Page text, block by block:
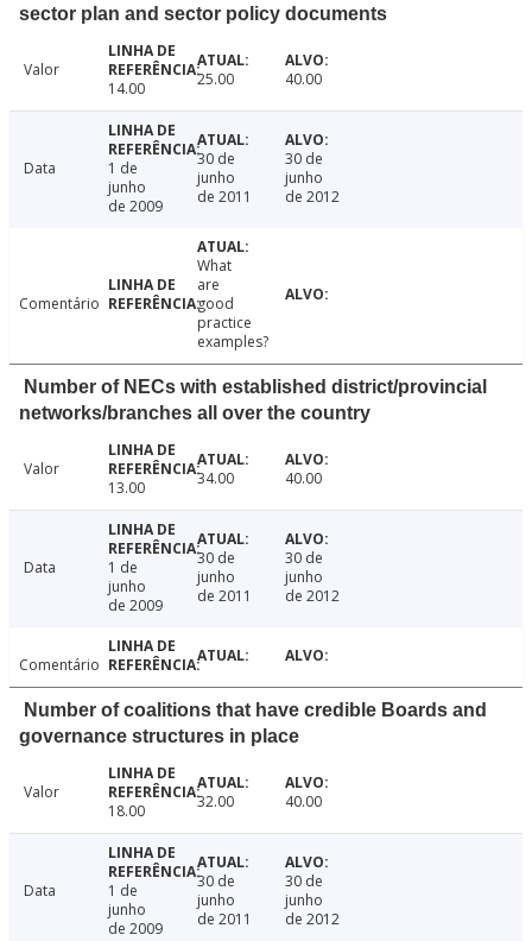
sector plan and sector policy documents
Valor
14.00
25.00 40.00
Data
1 de
junho
de 2009
30 de
junho
de 2011
30 de
junho
de 2012
Comentário
What
are
good
practice
examples?
Number of NECs with established district/provincial
networks/branches all over the country
Valor
13.00
34.00 40.00
Data
1 de
junho
de 2009
30 de
junho
de 2011
30 de
junho
de 2012
Comentário
Number of coalitions that have credible Boards and
governance structures in place
Valor
18.00
32.00 40.00
Data
1 de
junho
de 2009
30 de
junho
de 2011
30 de
junho
de 2012